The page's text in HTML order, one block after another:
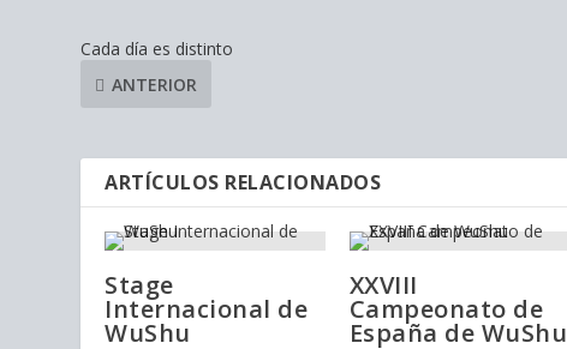
Cada día es distinto
ANTERIOR
ARTÍCULOS RELACIONADOS
Stage
Internacional de
WuShu
XXVIII
Campeonato de
España de WuShu